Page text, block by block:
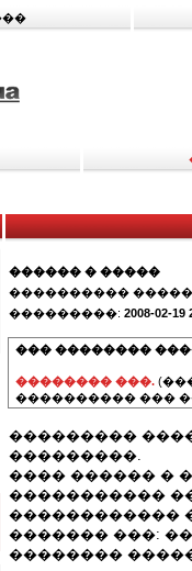
������ � �����
����������
���������: 2008-02-19
��� ��������
�������� ���.
���������� ���
���������
���������.
���� ������ �
�����������
������������
������� ���:
��������